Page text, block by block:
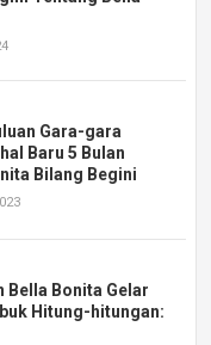
Gara-gara
Baru 5 Bulan
Bilang Begini
Bella Bonita Gelar
Hitung-hitungan: